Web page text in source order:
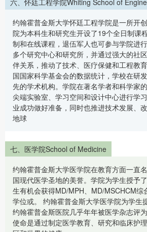
约翰霍普金斯大学怀廷工程学院是一所开
院为本科生和研究生开设了19个全日制课
制和在线课程，退伍军人也可参与学院进
多个研究中心和研究所，并通过强大的社
伴关系，推动了技术、医疗保健和工程教
国国家科学基金会的数据统计，学校在研
先的学术机构。学院在著名学者和科学家
尖端实验室、学习空间和设计中心进行学
业成功做好准备，同时也推进技术发展、
地球
七、医学院School of Medicine
约翰霍普金斯大学医学院在教育方面一直
国现代医学圣地的美誉。学院为学生授予
生有机会获得MD/MPH、MD/MSCHCM综
学位或。 约翰霍普金斯大学医学院为学生
约翰霍普金斯医院几乎年年被医学杂志评
使命是通过制定医学教育、研究和临床护